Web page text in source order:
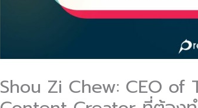
Shou Zi Chew: CEO of